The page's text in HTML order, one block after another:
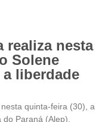
realiza nesta
Solene
liberdade
quinta-feira (30), a
Paraná (Alep),